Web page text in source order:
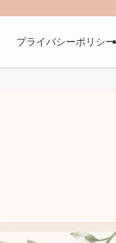
プライバシーポリシー